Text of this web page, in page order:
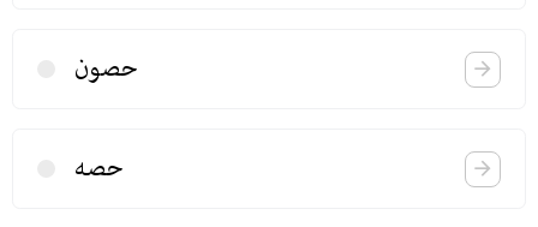
حصون
حصه